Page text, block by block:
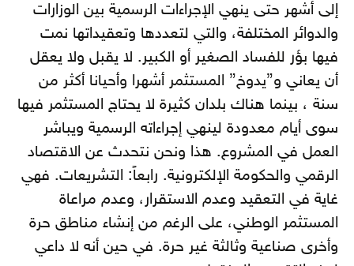
إلى أشهر حتى ينهي الإجراءات الرسمية بين الوزارات
والدوائر المختلفة، والتي لتعددها وتعقيداتها نمت
فيها بؤر للفساد الصغير أو الكبير. لا يقبل ولا يعقل
أن يعاني و”يدوخ” المستثمر أشهرا وأحيانا أكثر من
سنة ، بينما هناك بلدان كثيرة لا يحتاج المستثمر فيها
سوى أيام معدودة لينهي إجراءاته الرسمية ويباشر
العمل في المشروع. هذا ونحن نتحدث عن الاقتصاد
الرقمي والحكومة الإلكترونية. رابعاً: التشريعات. فهي
غاية في التعقيد وعدم الاستقرار، وعدم مراعاة
المستثمر الوطني، على الرغم من إنشاء مناطق حرة
وأخرى صناعية وثالثة غير حرة. في حين أنه لا داعي